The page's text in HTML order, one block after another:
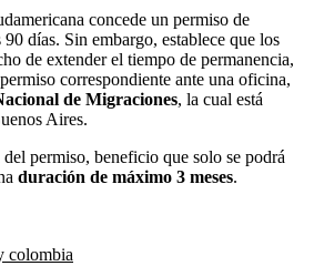
concede un permiso de
días. Sin embargo, establece que los
de extender el tiempo de permanencia,
correspondiente ante una oficina,
de Migraciones, la cual está
Aires.
permiso, beneficio que solo se podrá
duración de máximo 3 meses.
colombia